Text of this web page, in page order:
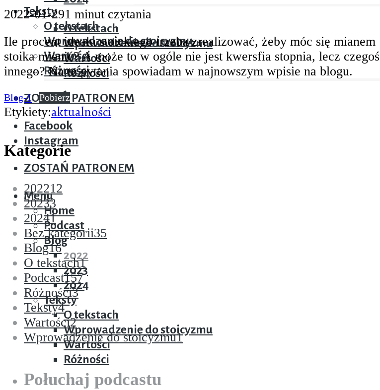
Facebook
Instagram
Teksty
O tekstach
Wprowadzenie do stoicyzmu
Wartości
Różności
Teksty
O tekstach
Wprowadzenie do stoicyzmu
Wartości
Różności
ZOSTAŃ PATRONEM
Facebook
Instagram
ZOSTAŃ PATRONEM
Menu
Home
Podcast
Blog
2022
2023
2024
Teksty
O tekstach
Wprowadzenie do stoicyzmu
Wartości
Różności
2022-01-291 minut czytania
Ile procent ideału stoickiego trzeba zrealizować, żeby móc się mianem
stoika mienić? A może to w ogóle nie jest kwersfia stopnia, lecz czegoś
innego? Na te pytania spowiadam w najnowszym wpisie na blogu.
Blog-1 Pobierz
Etykiety:aktualności
Kategorie
202212
20233
20241
Bez kategorii35
Blog16
O tekstach1
Podcast157
Różności3
Teksty4
Wartości2
Wprowadzenie do stoicyzmu1
Połuchaj podcastu